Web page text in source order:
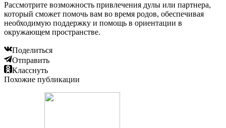
Рассмотрите возможность привлечения дулы или партнера,
который сможет помочь вам во время родов, обеспечивая
необходимую поддержку и помощь в ориентации в
окружающем пространстве.
Поделиться
Отправить
Класснуть
Похожие публикации